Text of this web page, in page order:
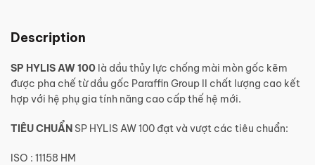
Description
SP HYLIS AW 100 là dầu thủy lực chống mài mòn gốc kẽm
được pha chế từ dầu gốc Paraffin Group II chất lượng cao kết
hợp với hệ phụ gia tính năng cao cấp thế hệ mới.
TIÊU CHUẨN SP HYLIS AW 100 đạt và vượt các tiêu chuẩn:
ISO : 11158 HM